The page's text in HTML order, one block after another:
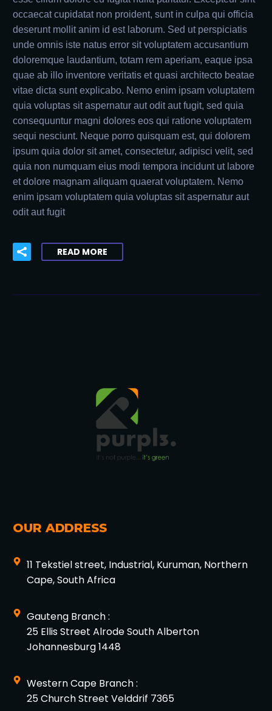
occaecat cupidatat non proident, sunt in culpa qui officia
deserunt mollit anim id est laborum. Sed ut perspiciatis
unde omnis iste natus error sit voluptatem accusantium
doloremque laudantium, totam rem aperiam, eaque ipsa
quae ab illo inventore veritatis et quasi architecto beatae
vitae dicta sunt explicabo. Nemo enim ipsam voluptatem
quia voluptas sit aspernatur aut odit aut fugit, sed quia
consequuntur magni dolores eos qui ratione voluptatem
sequi nesciunt. Neque porro quisquam est, qui dolorem
ipsum quia dolor sit amet, consectetur, adipisci velit, sed
quia non numquam eius modi tempora incidunt ut labore
et dolore magnam aliquam quaerat voluptatem. Nemo
enim ipsam voluptatem quia voluptas sit aspernatur aut
odit aut fugit
READ MORE
OUR ADDRESS
11 Tekstiel street, Industrial, Kuruman, Northern
Cape, South Africa
Gauteng Branch :
25 Ellis Street Alrode South Alberton
Johannesburg 1448
Western Cape Branch :
25 Church Street Velddrif 7365